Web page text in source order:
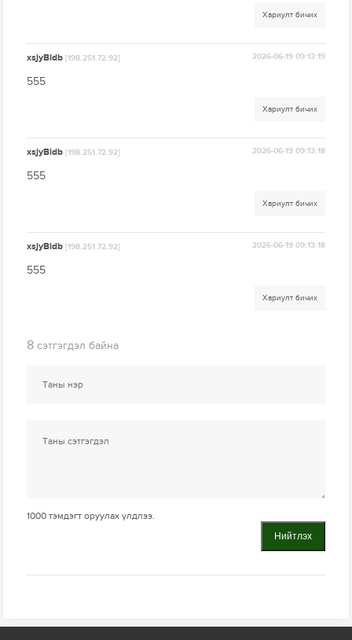
Хариулт бичих
xsjyBldb[198.251.72.92] 2026-06-19 09:13:19
555
Хариулт бичих
xsjyBldb[198.251.72.92] 2026-06-19 09:13:18
555
Хариулт бичих
xsjyBldb[198.251.72.92] 2026-06-19 09:13:18
555
Хариулт бичих
8 сэтгэгдэл байна
1000 тэмдэгт оруулах үлдлээ.
Нийтлэх